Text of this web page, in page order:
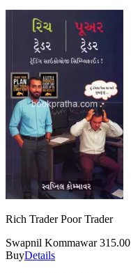
Rich Trader Poor Trader
Swapnil Kommawar 315.00
BuyDetails